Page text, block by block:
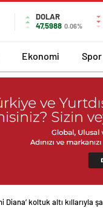
DOLAR
47,5988 0.06%
Ekonomi Spor
Diana’ koltuk altı kıllarıyla